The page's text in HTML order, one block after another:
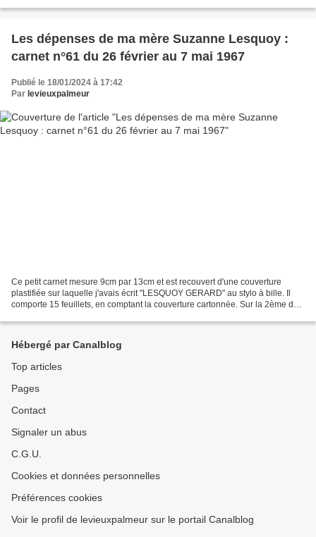
Les dépenses de ma mère Suzanne Lesquoy :
carnet n°61 du 26 février au 7 mai 1967
Publié le 18/01/2024 à 17:42
Par levieuxpalmeur
Ce petit carnet mesure 9cm par 13cm et est recouvert d'une couverture
plastifiée sur laquelle j'avais écrit "LESQUOY GERARD" au stylo à bille. Il
comporte 15 feuillets, en comptant la couverture cartonnée. Sur la 2ème de
Hébergé par Canalblog
Top articles
Pages
Contact
Signaler un abus
C.G.U.
Cookies et données personnelles
Préférences cookies
Voir le profil de levieuxpalmeur sur le portail Canalblog